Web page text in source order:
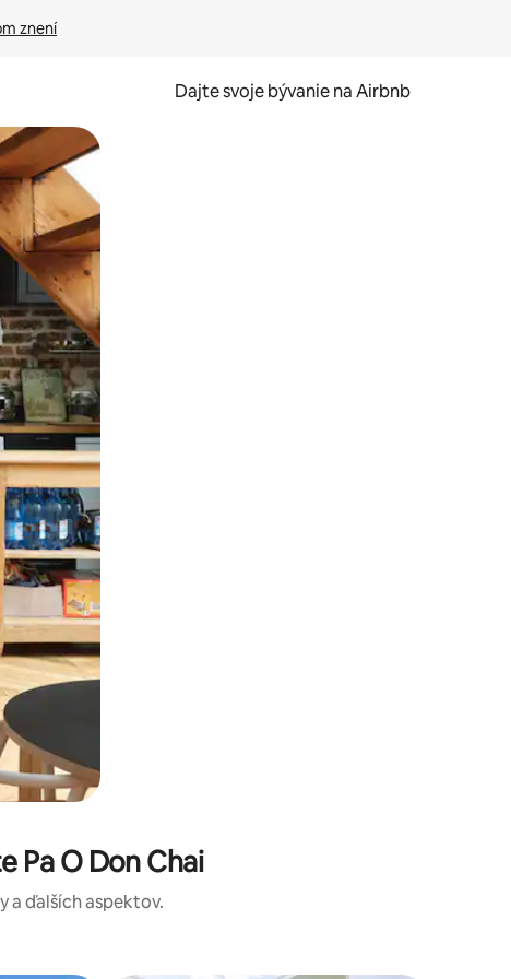
znení
Dajte svoje bývanie na Airbnb
pomocou dotykových gest či potiahnutia prstom.
Pa O Don Chai
a ďalších aspektov.